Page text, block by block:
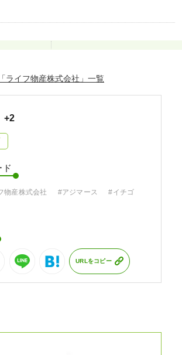
「ライフ物産株式会社」
+2
ド
物産株式会社 #アジマース
#イチゴ
URLをコピー